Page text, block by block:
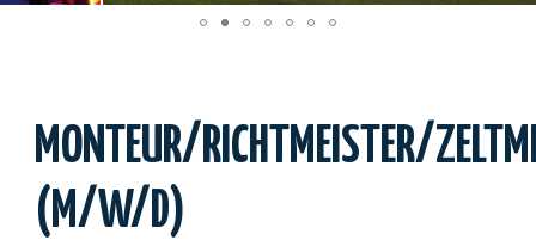
MONTEUR/RICHTMEISTER/
(M/W/D)